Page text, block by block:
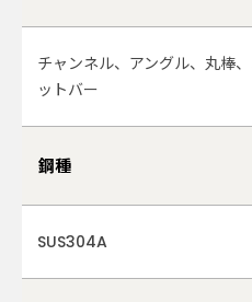
チャンネル、アングル、丸棒
ットバー
鋼種
SUS304A